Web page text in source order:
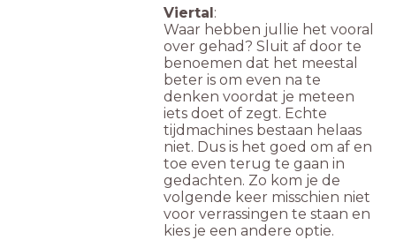
Viertal:
Waar hebben jullie het vooral
over gehad? Sluit af door te
benoemen dat het meestal
beter is om even na te
denken voordat je meteen
iets doet of zegt. Echte
tijdmachines bestaan helaas
niet. Dus is het goed om af en
toe even terug te gaan in
gedachten. Zo kom je de
volgende keer misschien niet
voor verrassingen te staan en
kies je een andere optie.